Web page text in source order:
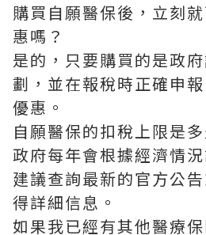
購買自願醫保後，立刻
惠嗎？
是的，只要購買的是政
劃，並在報稅時正確申
優惠。
自願醫保的扣稅上限是多
政府每年會根據經濟情
建議查詢最新的官方公
得詳細信息。
如果我已經有其他醫療